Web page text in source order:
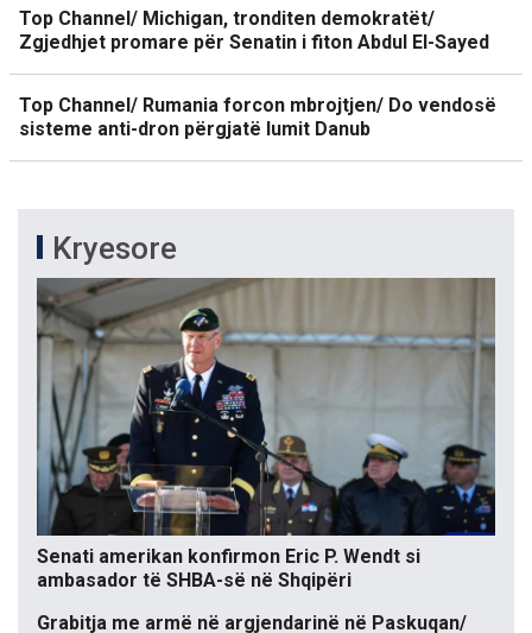
Top Channel/ Michigan, tronditen demokratët/
Zgjedhjet promare për Senatin i fiton Abdul El-Sayed
Top Channel/ Rumania forcon mbrojtjen/ Do vendosë
sisteme anti-dron përgjatë lumit Danub
Kryesore
Senati amerikan konfirmon Eric P. Wendt si
ambasador të SHBA-së në Shqipëri
Grabitja me armë në argjendarinë në Paskuqan/